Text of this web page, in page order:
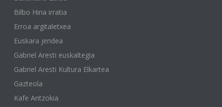
Bilbo Hiria irratia
Erroa argitaletxea
Euskara jendea
Gabriel Aresti euskaltegia
Gabriel Aresti Kultura Elkartea
Gazteola
Kafe Antzokia